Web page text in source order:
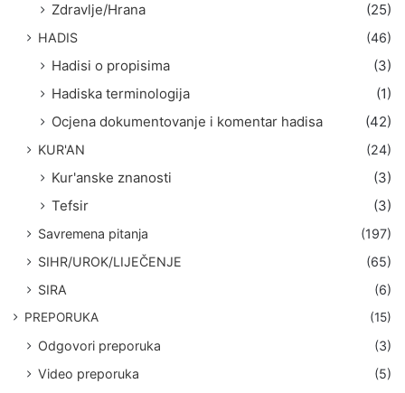
Zdravlje/Hrana
(25)
HADIS (46)
Hadisi o propisima
(3)
Hadiska terminologija
(1)
Ocjena dokumentovanje i komentar hadisa
(42)
KUR'AN (24)
Kur'anske znanosti
(3)
Tefsir
(3)
Savremena pitanja
(197)
SIHR/UROK/LIJEČENJE
(65)
SIRA
(6)
PREPORUKA (15)
Odgovori preporuka
(3)
Video preporuka
(5)